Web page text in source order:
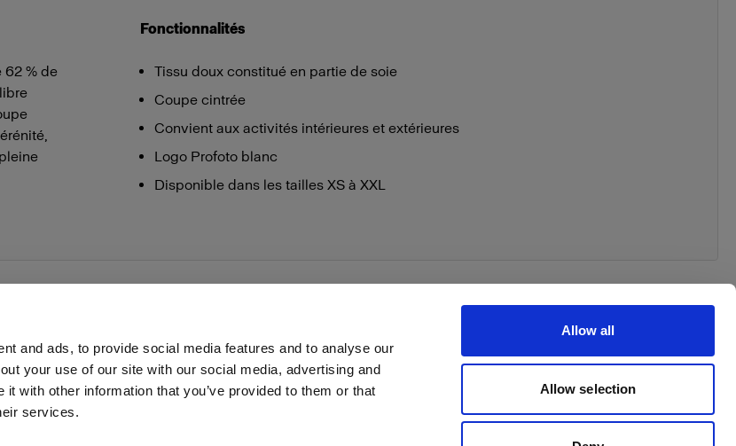
and ads, to provide social media features and to analyse our
your use of our site with our social media, advertising and
with other information that you’ve provided to them or that
services.
Allow all
Allow selection
62 % de
Fonctionnalités
Tissu doux constitué en partie de soie
Coupe cintrée
Convient aux activités intérieures et extérieures
Logo Profoto blanc
Disponible dans les tailles XS à XXL
Investisseurs Share The Light Withdrawal your order